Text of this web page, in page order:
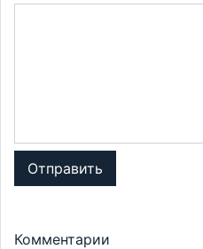
Отправить
Комментарии